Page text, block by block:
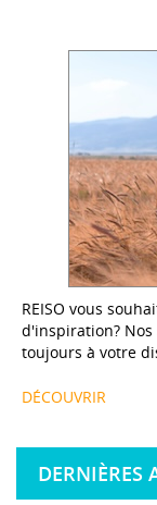
REISO vous
d'inspiration? Nos
toujours à votre
DÉCOUVRIR
DERNIÈRES